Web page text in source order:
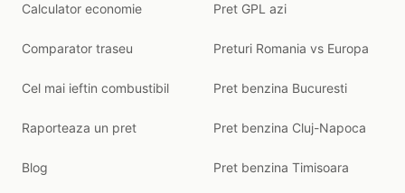
Calculator economie
Comparator traseu
Cel mai ieftin combustibil
Raporteaza un pret
Blog
Pret GPL azi
Preturi Romania vs Europa
Pret benzina Bucuresti
Pret benzina Cluj-Napoca
Pret benzina Timisoara